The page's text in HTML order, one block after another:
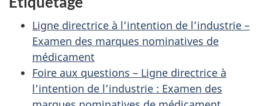
Ligne directrice à l’intention de l’industrie –
Examen des marques nominatives de
médicament
Foire aux questions – Ligne directrice à
l’intention de l’industrie : Examen des